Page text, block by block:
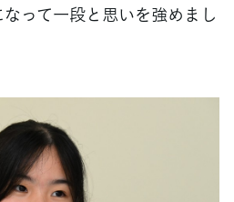
って一段と思いを強めまし